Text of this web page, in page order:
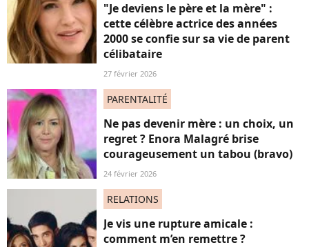
"Je deviens le père et la mère" :
cette célèbre actrice des années
2000 se confie sur sa vie de parent
célibataire
27 février 2026
PARENTALITÉ
Ne pas devenir mère : un choix, un
regret ? Enora Malagré brise
courageusement un tabou (bravo)
24 février 2026
RELATIONS
Je vis une rupture amicale :
comment m’en remettre ?